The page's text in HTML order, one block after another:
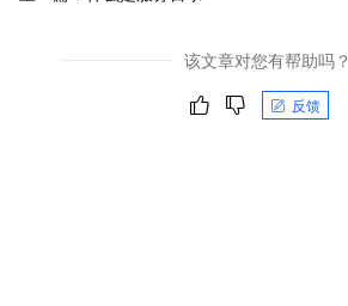
该文章对您有帮助吗？
反馈